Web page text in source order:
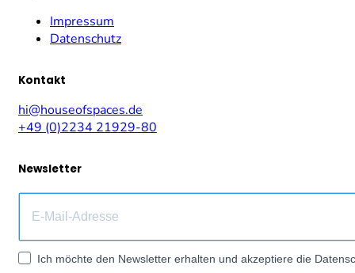
Impressum
Datenschutz
Kontakt
hi@houseofspaces.de
+49 (0)2234 21929-80
Newsletter
Ich möchte den Newsletter erhalten und akzeptiere die